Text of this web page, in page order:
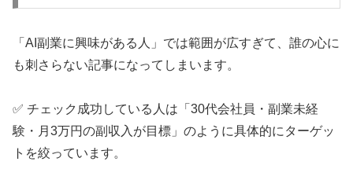
「AI副業に興味がある人」では範囲が広すぎて、誰の心に
も刺さらない記事になってしまいます。
✅ チェック 成功している人は「30代会社員・副業未経
験・月3万円の副収入が目標」のように具体的にターゲッ
トを絞っています。